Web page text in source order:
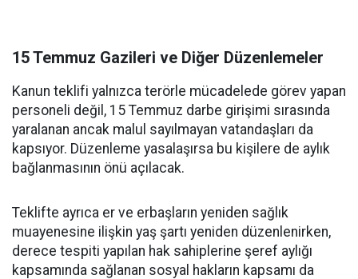
15 Temmuz Gazileri ve Diğer Düzenlemeler
Kanun teklifi yalnızca terörle mücadelede görev yapan
personeli değil, 15 Temmuz darbe girişimi sırasında
yaralanan ancak malul sayılmayan vatandaşları da
kapsıyor. Düzenleme yasalaşırsa bu kişilere de aylık
bağlanmasının önü açılacak.
Teklifte ayrıca er ve erbaşların yeniden sağlık
muayenesine ilişkin yaş şartı yeniden düzenlenirken,
derece tespiti yapılan hak sahiplerine şeref aylığı
kapsamında sağlanan sosyal hakların kapsamı da